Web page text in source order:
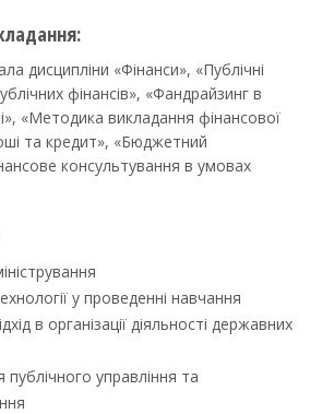
дисципліни «Фінанси», «Публічні
фінансів», «Фандрайзинг в
«Методика викладання фінансової
та кредит», «Бюджетний
консультування в умовах
у проведенні навчання
в організації діяльності державних
публічного управління та